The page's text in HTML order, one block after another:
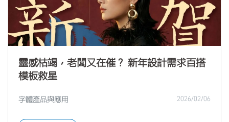
靈感枯竭，老闆又在催？ 新年設計需求百搭
模板救星
字體產品與應用 2026/02/06